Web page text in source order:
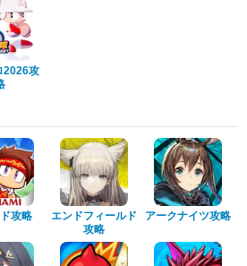
2026攻
攻略
エンドフィールド
攻略
アークナイツ攻略